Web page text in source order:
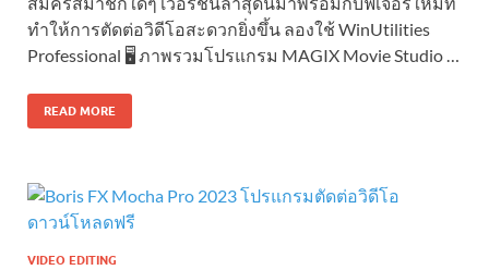
ทำให้การตัดต่อวิดีโอสะดวกยิ่งขึ้น ลองใช้ WinUtilities
Professional 🖥️ ภาพรวมโปรแกรม MAGIX Movie Studio …
READ MORE
VIDEO EDITING